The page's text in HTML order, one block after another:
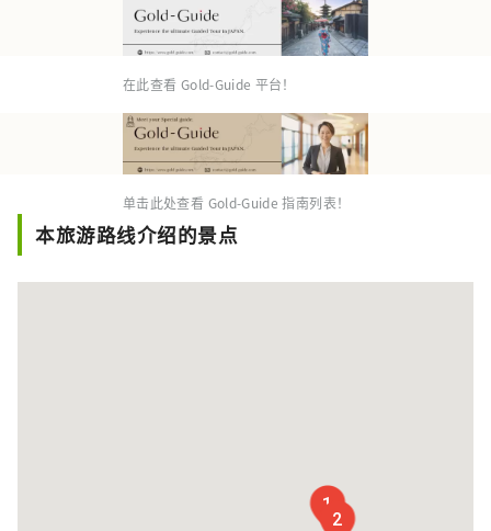
在此查看 Gold-Guide 平台！
单击此处查看 Gold-Guide 指南列表！
本旅游路线介绍的景点
1
2